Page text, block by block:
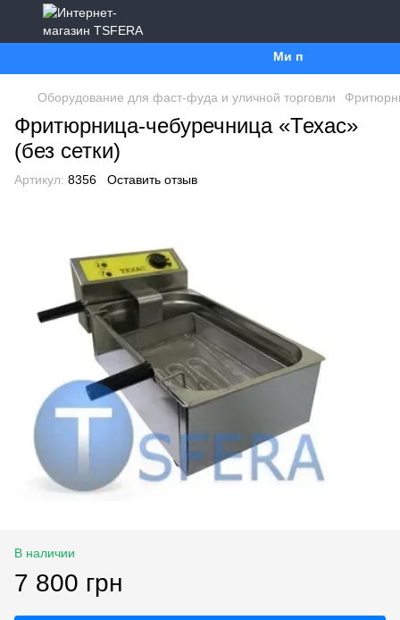
Ми працюємо. Все буде
Оборудование для фаст-фуда и уличной торговли
Фритюрница-чебуречница «Техас»
(без сетки)
Артикул: 8356 Оставить отзыв
В наличии
7 800 грн